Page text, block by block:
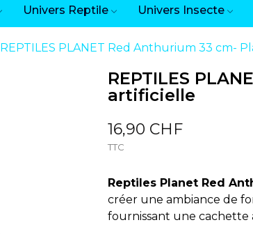
Univers Reptile Univers Insecte
REPTILES PLANET Red Anthurium 33 cm-
REPTILES
artificielle
16,90 CHF
TTC
Reptiles Planet Red
créer une ambiance de
fournissant une cachette